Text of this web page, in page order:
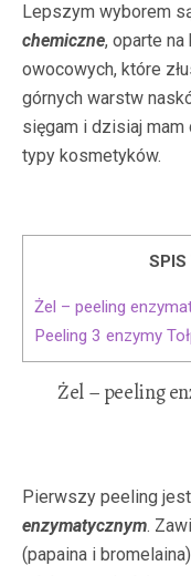
Lepszym wyborem
chemiczne, oparte
owocowych, które
górnych warstw
sięgam i dzisiaj
typy kosmetyków.
SPIS
Żel – peeling
Peeling 3 enzymy
Żel – peeling
Pierwszy peeling
enzymatycznym.
(papaina i